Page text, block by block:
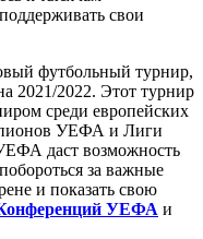
свои
футбольный турнир,
2021/2022. Этот турнир
среди европейских
УЕФА и Лиги
даст возможность
за важные
и показать свою
УЕФА и